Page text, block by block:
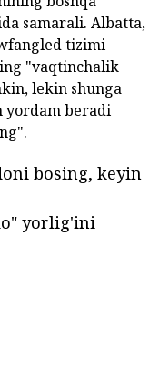
samarali. Albatta,
tizimi
"vaqtinchalik
lekin shunga
yordam beradi
bosing, keyin
yorlig'ini